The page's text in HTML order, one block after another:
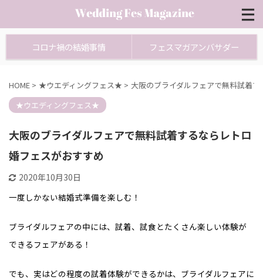
コロナ禍の結婚事情 フェスマガアンバサダー
HOME > ★ウエディングフェス★ > 大阪のブライダルフェアで無料試着
★ウエディングフェス★
大阪のブライダルフェアで無料試着するならレトロ
婚フェスがおすすめ
2020年10月30日
一度しかない結婚式準備を楽しむ！
ブライダルフェアの中には、試着、試食とたくさん楽しい体験が
できるフェアがある！
でも、実はどの程度の試着体験ができるかは、ブライダルフェアに